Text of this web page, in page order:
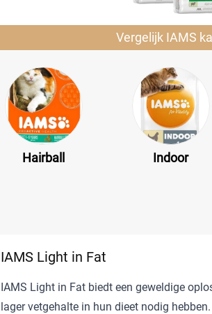
Vergelijk IAMS
Hairball Indoor
IAMS Light in Fat
IAMS Light in Fat biedt een geweldige
lager vetgehalte in hun dieet nodig